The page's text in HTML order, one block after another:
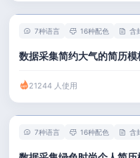
7种语言 16种配色 含
数据采集简约大气的简历模
21244 人使用
7种语言 16种配色 含